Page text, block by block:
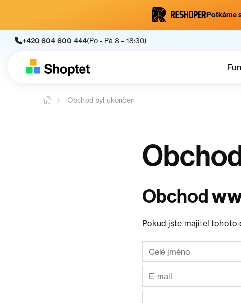
Potkáme
+420 604 600 444(Po - Pá 8 – 18:30)
Obchod byl ukončen
Obchod
Pokud jste majitel tohoto